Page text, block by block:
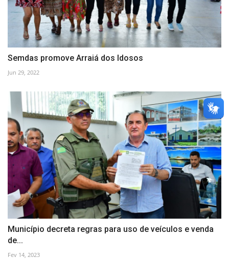
Semdas promove Arraiá dos Idosos
Jun 29, 2022
Município decreta regras para uso de veículos e venda
de...
Fev 14, 2023